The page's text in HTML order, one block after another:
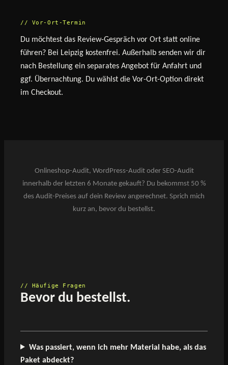
// Vor-Ort-Termin
Du möchtest das Review-Gespräch vor Ort statt online
führen? Bei Leipzig kostenfrei. Außerhalb senden wir dir
nach Bestellung ein separates Angebot für Anfahrt und
ggf. Übernachtung. Du wählst die Vor-Ort-Option direkt
im Checkout.
Onlineshop-Audit, WordPress-Audit oder SEO-Audit
innerhalb der letzten 6 Monate gekauft? Du bekommst 50 %
des Audit-Preises auf dein Review angerechnet. Sprich mich
kurz an, bevor du bestellst.
// Häufige Fragen
Bevor du bestellst.
Was passiert, wenn ich mehr Material habe, als das
Paket abdeckt?